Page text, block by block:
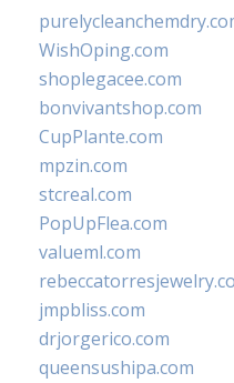
WishOping.com
shoplegacee.com
bonvivantshop.com
CupPlante.com
mpzin.com
stcreal.com
PopUpFlea.com
valueml.com
jmpbliss.com
drjorgerico.com
queensushipa.com